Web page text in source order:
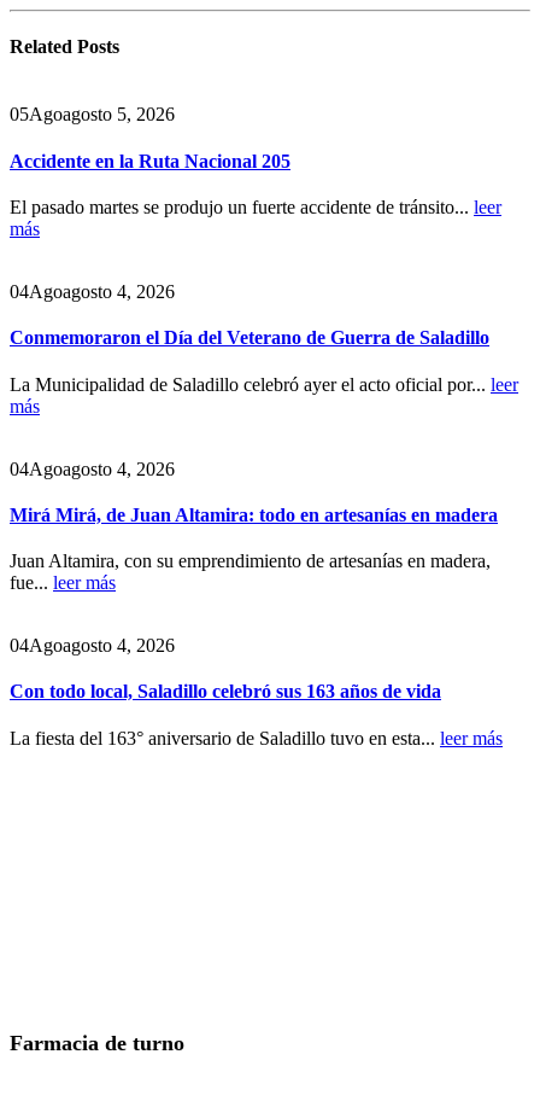
Related Posts
05Agoagosto 5, 2026
Accidente en la Ruta Nacional 205
El pasado martes se produjo un fuerte accidente de tránsito... leer
más
04Agoagosto 4, 2026
Conmemoraron el Día del Veterano de Guerra de Saladillo
La Municipalidad de Saladillo celebró ayer el acto oficial por... leer
más
04Agoagosto 4, 2026
Mirá Mirá, de Juan Altamira: todo en artesanías en madera
Juan Altamira, con su emprendimiento de artesanías en madera,
fue... leer más
04Agoagosto 4, 2026
Con todo local, Saladillo celebró sus 163 años de vida
La fiesta del 163° aniversario de Saladillo tuvo en esta... leer más
Farmacia de turno